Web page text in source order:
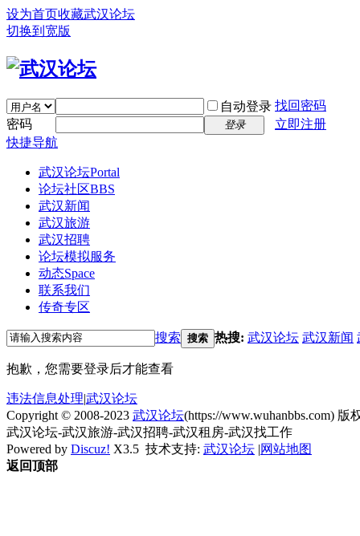
设为首页收藏武汉论坛
切换到宽版
自动登录 找回密码
密码
登录
立即注册
快捷导航
武汉论坛Portal
论坛社区BBS
武汉新闻
武汉旅游
武汉招聘
论坛模拟服务
动态Space
联系我们
传奇专区
搜索 搜索 热搜: 武汉论坛 武汉新闻
抱歉，您需要登录后才能查看
违法信息处理|武汉论坛
Copyright © 2008-2023 武汉论坛(https://www.wuhanbbs.com) 版
武汉论坛-武汉旅游-武汉招聘-武汉租房-武汉找工作
Powered by Discuz! X3.5 技术支持: 武汉论坛 |网站地图
返回顶部